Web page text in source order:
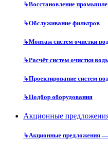
↳Восстановление
↳Обслуживание фильтров
↳Монтаж систем очистки
↳Расчёт систем очистки
↳Проектирование систем
↳Подбор оборудования
Акционные
↳Акционные предложения